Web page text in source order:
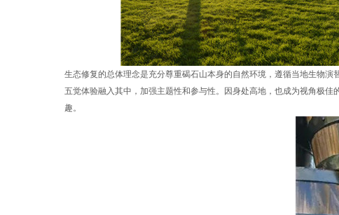
生态修复的总体理念是充分尊重碣石山本身的自然环境，遵循当地生物
五觉体验融入其中，加强主题性和参与性。因身处高地，也成为视角极
趣。